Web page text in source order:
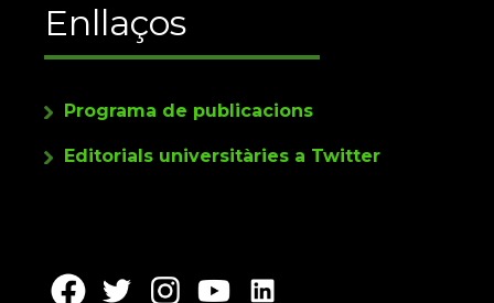
Enllaços
Programa de publicacions
Editorials universitàries a Twitter